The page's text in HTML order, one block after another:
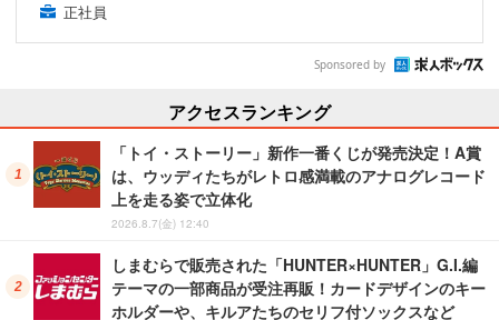
正社員
Sponsored by
アクセスランキング
「トイ・ストーリー」新作一番くじが発売決定！A賞
は、ウッディたちがレトロ感満載のアナログレコード
上を走る姿で立体化
2026.8.7(金) 12:40
しまむらで販売された「HUNTER×HUNTER」G.I.編
テーマの一部商品が受注再販！カードデザインのキー
ホルダーや、キルアたちのセリフ付ソックスなど